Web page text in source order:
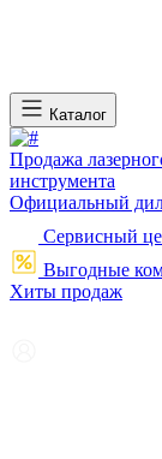
Каталог
Продажа
инструмента
Официальный
Сервисный
Выгодные
Хиты продаж